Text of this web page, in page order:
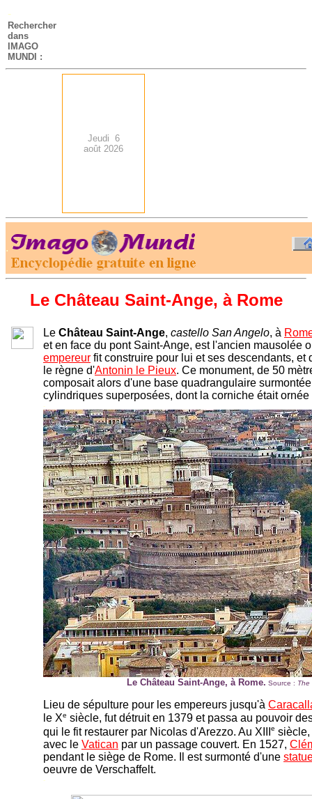
-
Rechercher
dans
IMAGO
MUNDI :
Jeudi 6
août 2026
.
Le Château Saint-Ange, à Rome
Le Château Saint-Ange, castello San Angelo, à
et en face du pont Saint-Ange, est l'ancien mausolée
empereur fit construire pour lui et ses descendants, et
le règne d'Antonin le Pieux. Ce monument, de 50
composait alors d'une base quadrangulaire
cylindriques superposées, dont la corniche était
-
Le Château Saint-Ange, à Rome. Source : The
Lieu de sépulture pour les empereurs jusqu'à
le Xe siècle, fut détruit en 1379 et passa au pouvoir
qui le fit restaurer par Nicolas d'Arezzo. Au XIII
e siècle,
avec le Vatican par un passage couvert. En 1527,
pendant le siège de Rome. Il est surmonté d'une
oeuvre de Verschaffelt.
-